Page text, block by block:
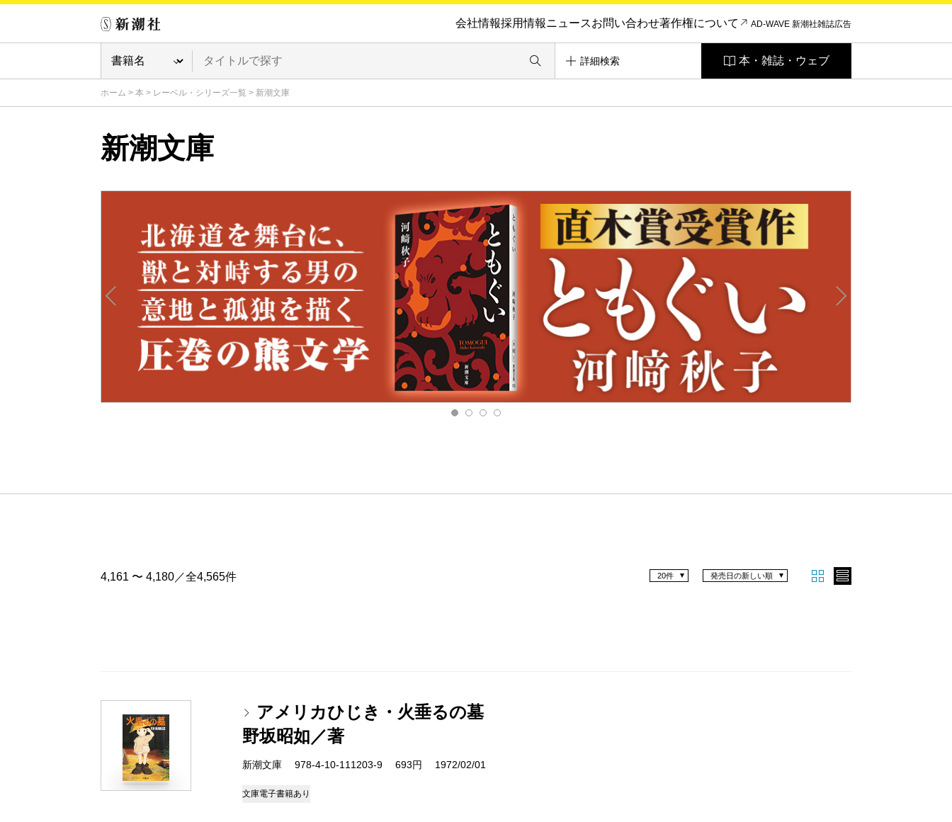
会社情報採用情報ニュースお問い合わせ著作権について AD-WAVE 新潮社雑誌広告
詳細検索 本・雑誌・ウェブ
ホーム > 本 > レーベル・シリーズ一覧 > 新潮文庫
新潮文庫
4,161 〜 4,180／全4,565件 発売日の新しい順
20件
アメリカひじき・火垂るの墓
野坂昭如／著
新潮文庫 978-4-10-111203-9 693円 1972/02/01
文庫電子書籍あり